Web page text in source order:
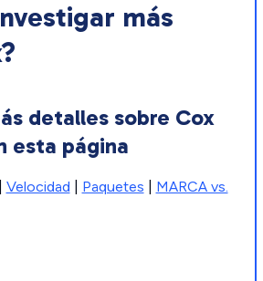
más
detalles sobre Cox
esta página
Velocidad Paquetes
MARCA vs.